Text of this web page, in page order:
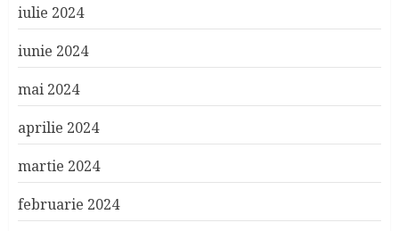
iulie 2024
iunie 2024
mai 2024
aprilie 2024
martie 2024
februarie 2024